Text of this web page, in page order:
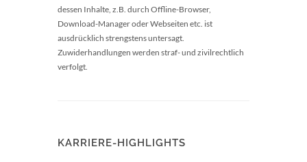
dessen Inhalte, z.B. durch Offline-Browser,
Download-Manager oder Webseiten etc. ist
ausdrücklich strengstens untersagt.
Zuwiderhandlungen werden straf- und zivilrechtlich
verfolgt.
KARRIERE-HIGHLIGHTS